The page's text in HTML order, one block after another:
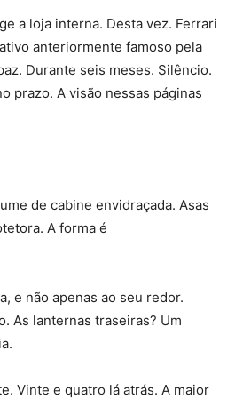
a loja interna. Desta vez. Ferrari
anteriormente famoso pela
Durante seis meses. Silêncio.
prazo. A visão nessas páginas
de cabine envidraçada. Asas
A forma é
e não apenas ao seu redor.
As lanternas traseiras? Um
Vinte e quatro lá atrás. A maior